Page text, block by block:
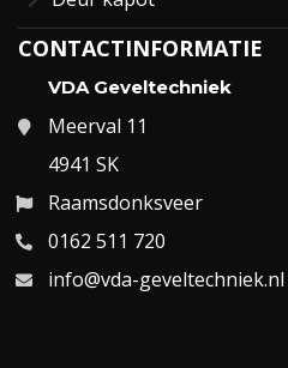
CONTACTINFORMATIE
VDA Geveltechniek
Meerval 11
4941 SK
Raamsdonksveer
0162 511 720
info@vda-geveltechniek.nl